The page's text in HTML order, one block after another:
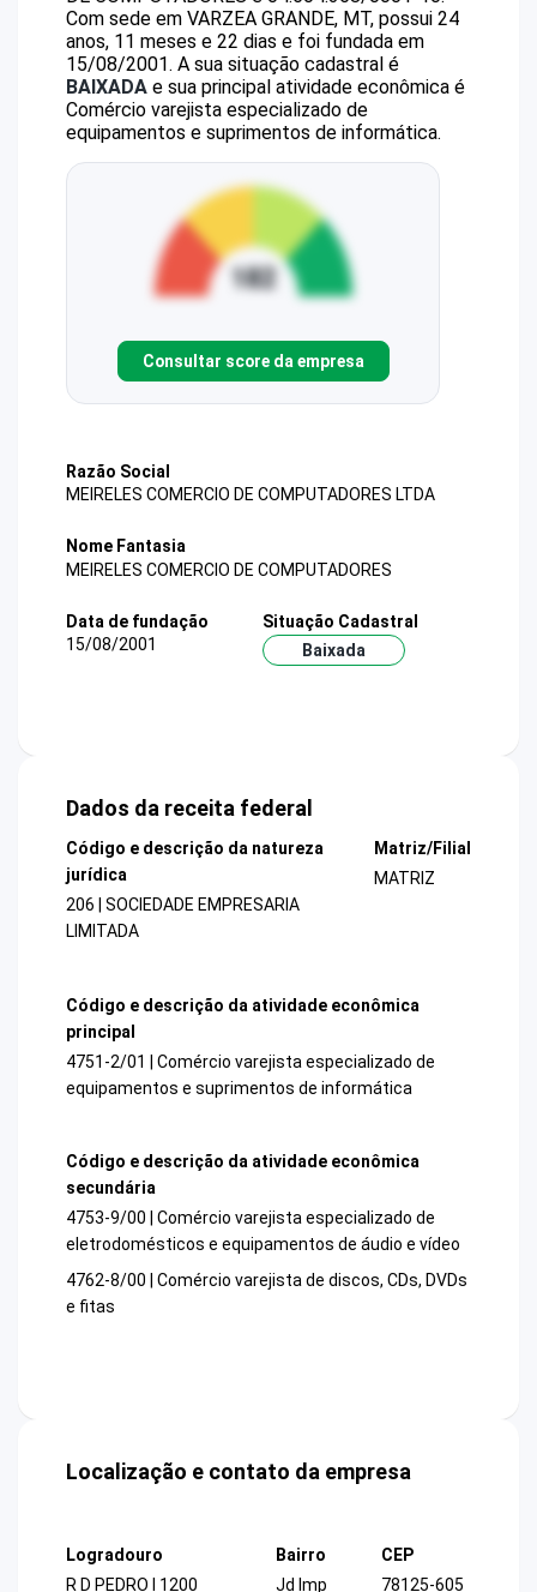
Com sede em VARZEA GRANDE, MT, possui 24
anos, 11 meses e 22 dias e foi fundada em
15/08/2001. A sua situação cadastral é
BAIXADA e sua principal atividade econômica é
Comércio varejista especializado de
equipamentos e suprimentos de informática.
Consultar score da empresa
Razão Social
MEIRELES COMERCIO DE COMPUTADORES LTDA
Nome Fantasia
MEIRELES COMERCIO DE COMPUTADORES
Data de fundação
15/08/2001
Situação Cadastral
Baixada
Dados da receita federal
Código e descrição da natureza
jurídica
206 | SOCIEDADE EMPRESARIA
LIMITADA
Matriz/Filial
MATRIZ
Código e descrição da atividade econômica
principal
4751-2/01 | Comércio varejista especializado de
equipamentos e suprimentos de informática
Código e descrição da atividade econômica
secundária
4753-9/00 | Comércio varejista especializado de
eletrodomésticos e equipamentos de áudio e vídeo
4762-8/00 | Comércio varejista de discos, CDs, DVDs
e fitas
Localização e contato da empresa
Logradouro
R D PEDRO I 1200
Bairro
Jd Imp
CEP
78125-605